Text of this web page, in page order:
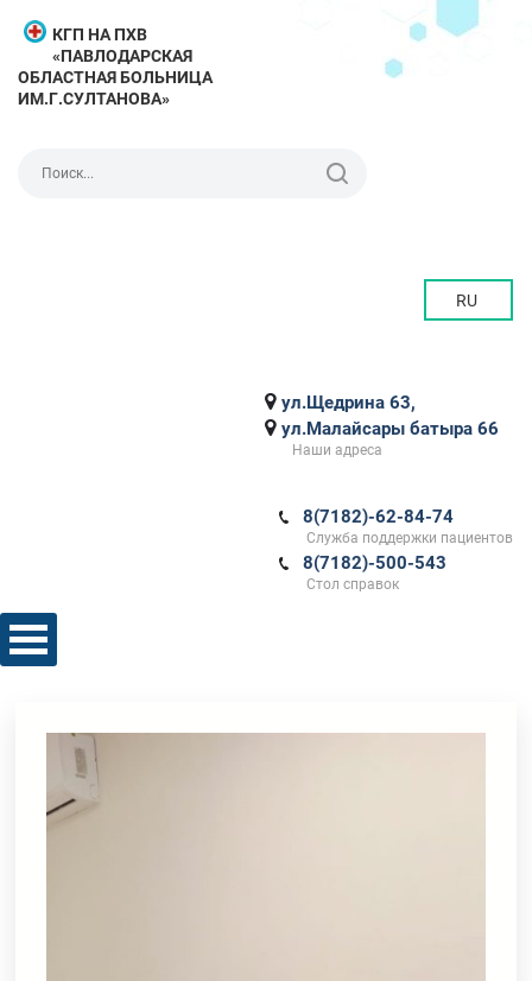
КГП НА ПХВ
«ПАВЛОДАРСКАЯ
ОБЛАСТНАЯ БОЛЬНИЦА
ИМ.Г.СУЛТАНОВА»
RU
ул.Щедрина 63,
ул.Малайсары батыра 66
Наши адреса
8(7182)-62-84-74
Служба поддержки пациентов
8(7182)-500-543
Стол справок